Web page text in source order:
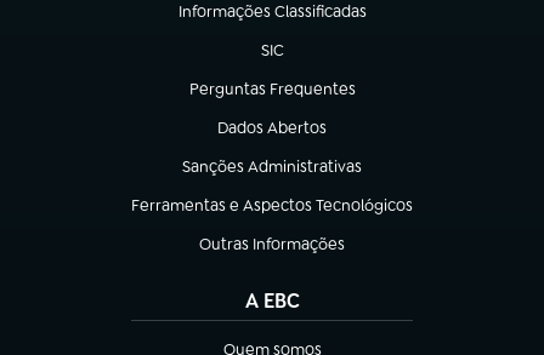
Informações Classificadas
(abre em nova aba)
SIC
(abre em nova aba)
Perguntas Frequentes
(abre em nova aba)
Dados Abertos
(abre em nova aba)
Sanções Administrativas
(abre em nova aba)
Ferramentas e Aspectos Tecnológicos
(abre em nova aba)
Outras Informações
(abre em nova aba)
A EBC
Quem somos